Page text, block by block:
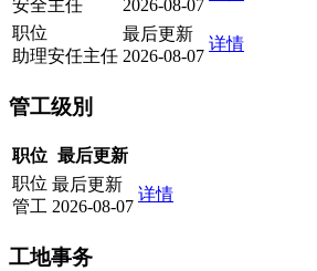
安全主任 2026-08-07
职位
助理安任主任
最后更新
2026-08-07
详情
管工级別
职位 最后更新
职位
管工
最后更新
2026-08-07
详情
工地事务